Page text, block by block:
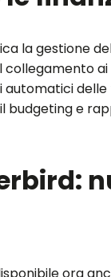
la gestione
collegamento
delle
budgeting e